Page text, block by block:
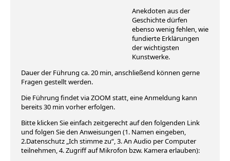
Anekdoten aus der
Geschichte dürfen
ebenso wenig fehlen, wie
fundierte Erklärungen
der wichtigsten
Kunstwerke.
Dauer der Führung ca. 20 min, anschließend können gerne
Fragen gestellt werden.
Die Führung findet via ZOOM statt, eine Anmeldung kann
bereits 30 min vorher erfolgen.
Bitte klicken Sie einfach zeitgerecht auf den folgenden Link
und folgen Sie den Anweisungen (1. Namen eingeben,
2.Datenschutz „Ich stimme zu“, 3. An Audio per Computer
teilnehmen, 4. Zugriff auf Mikrofon bzw. Kamera erlauben):